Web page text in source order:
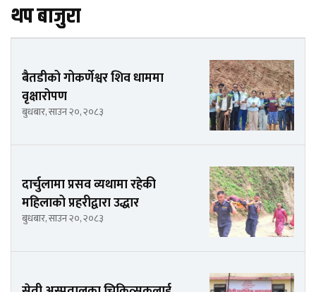
थप बाजुरा
बैतडीको गोकर्णेश्वर शिव धाममा
वृक्षारोपण
बुधबार, साउन २०, २०८३
दार्चुलामा प्रसव व्यथामा रहेकी
महिलाको प्रहरीद्वारा उद्धार
बुधबार, साउन २०, २०८३